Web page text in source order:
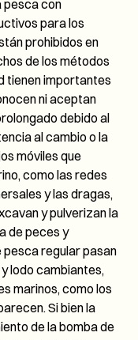
pesca con
para los
prohibidos en
de los métodos
tienen importantes
ni aceptan
debido al
al cambio o la
móviles que
como las redes
y las dragas,
y pulverizan la
de peces y
pesca regular pasan
lodo cambiantes,
marinos, como los
Si bien la
de la bomba de